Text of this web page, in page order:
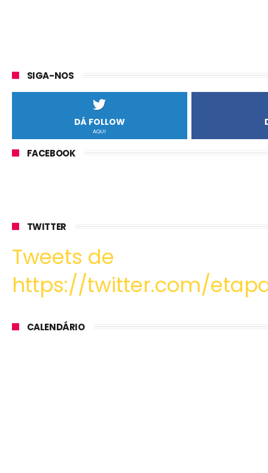
SIGA-NOS
DÁ FOLLOW
AQUI
FACEBOOK
TWITTER
Tweets de
https://twitter.com/
CALENDÁRIO